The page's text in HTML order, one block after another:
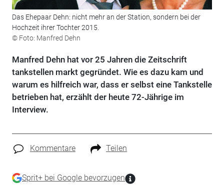
Das Ehepaar Dehn: nicht mehr an der Station, ­sondern bei der
Hochzeit ihrer Tochter 2015.
© Foto: Manfred Dehn
Manfred Dehn hat vor 25 Jahren die Zeitschrift
tankstellen markt gegründet. Wie es dazu kam und
warum es hilfreich war, dass er selbst eine Tankstelle
betrieben hat, erzählt der heute 72-Jährige im
Interview.
Kommentare Teilen
Sprit+ bei Google bevorzugen